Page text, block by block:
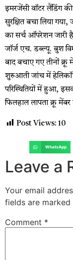
इमरजेंसी वॉटर लैंडिंग
सुरक्षित बचा लिया
का सर्च ऑपरेशन जारी
जॉर्ज एच. डब्ल्यू. बुश
बाद बचाए गए तीनों क्रू
शुरुआती जांच में
परिस्थितियों में हुआ,
फिलहाल लापता क्रू
Post Views: 10
WhatsApp
Leave a
Your email
fields are marked
Comment *